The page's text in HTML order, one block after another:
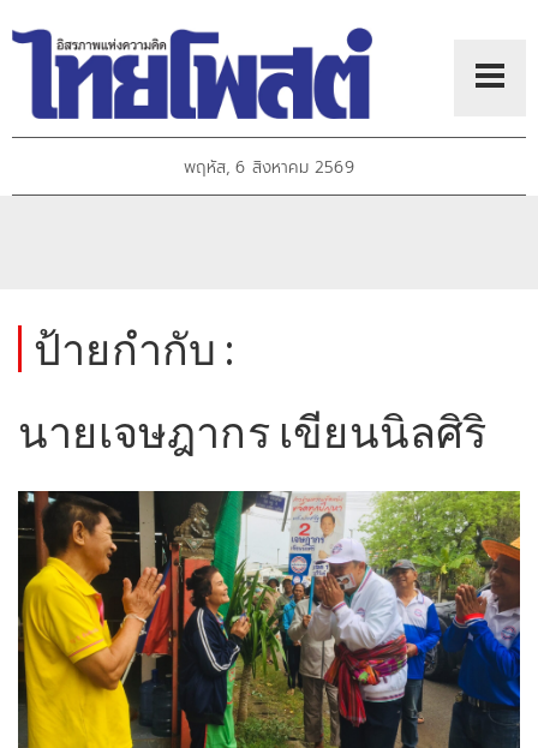
พฤหัส, 6 สิงหาคม 2569
ป้ายกำกับ :
นายเจษฎากร เขียนนิลศิริ